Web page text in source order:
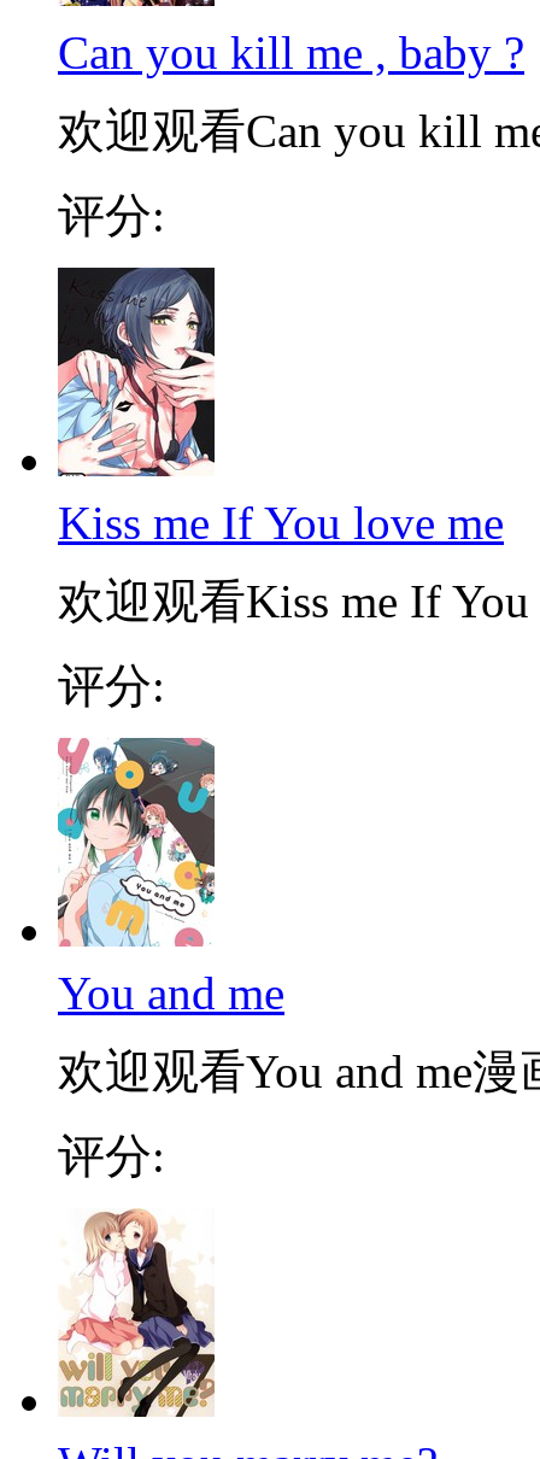
Can you kill me , baby ?
欢迎观看Can you kill
评分:
Kiss me If You love me
欢迎观看Kiss me If You
评分:
You and me
欢迎观看You and me漫
评分: